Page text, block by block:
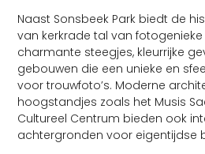
Naast Sonsbeek Park biedt de
van kerkrade tal van
charmante steegjes, kleurrijke
gebouwen die een unieke en
voor trouwfoto’s. Moderne
hoogstandjes zoals het Musis
Cultureel Centrum bieden ook
achtergronden voor eigentijdse